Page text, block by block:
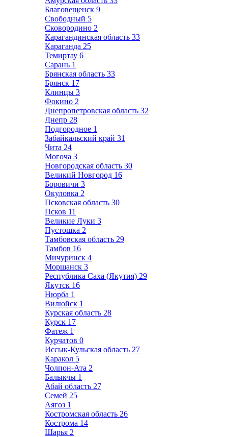
Благовещенск 9
Свободный 5
Сковородино 2
Карагандинская область 33
Караганда 25
Темиртау 6
Сарань 1
Брянская область 33
Брянск 17
Клинцы 3
Фокино 2
Днепропетровская область 32
Днепр 28
Подгородное 1
Забайкальский край 31
Чита 24
Могоча 3
Новгородская область 30
Великий Новгород 16
Боровичи 3
Окуловка 2
Псковская область 30
Псков 11
Великие Луки 3
Пустошка 2
Тамбовская область 29
Тамбов 16
Мичуринск 4
Моршанск 3
Республика Саха (Якутия) 29
Якутск 16
Нюрба 1
Вилюйск 1
Курская область 28
Курск 17
Фатеж 1
Курчатов 0
Иссык-Кульская область 27
Каракол 5
Чолпон-Ата 2
Балыкчы 1
Абай область 27
Семей 25
Аягоз 1
Костромская область 26
Кострома 14
Шарья 2